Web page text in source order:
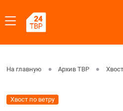
На главную Архив ТВР
Хвост по ветру